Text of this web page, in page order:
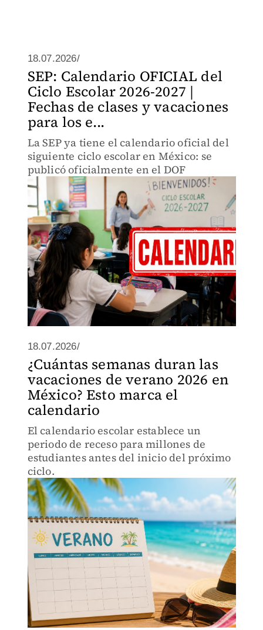
18.07.2026/
SEP: Calendario OFICIAL del
Ciclo Escolar 2026-2027 |
Fechas de clases y vacaciones
para los e...
La SEP ya tiene el calendario oficial del
siguiente ciclo escolar en México: se
publicó oficialmente en el DOF
18.07.2026/
¿Cuántas semanas duran las
vacaciones de verano 2026 en
México? Esto marca el
calendario
El calendario escolar establece un
periodo de receso para millones de
estudiantes antes del inicio del próximo
ciclo.